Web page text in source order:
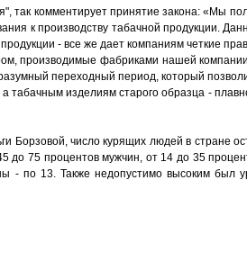
так комментирует принятие закона: «Мы
к производству табачной продукции.
- все же дает компаниям четкие
производимые фабриками нашей
переходный период, который
табачным изделиям старого образца -
Борзовой, число курящих людей в стране
до 75 процентов мужчин, от 14 до 35
- по 13. Также недопустимо высоким был